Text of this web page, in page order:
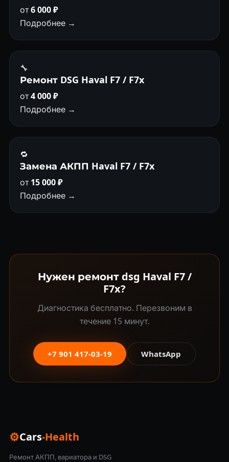
от6 000 ₽
Подробнее →
🔧
Ремонт DSG Haval F7 / F7x
от4 000 ₽
Подробнее →
🔁
Замена АКПП Haval F7 / F7x
от15 000 ₽
Подробнее →
Нужен ремонт dsg Haval F7 /
F7x?
Диагностика бесплатно. Перезвоним в
течение 15 минут.
+7 901 417-03-19 WhatsApp
⚙Cars-Health
Ремонт АКПП, вариатора и DSG